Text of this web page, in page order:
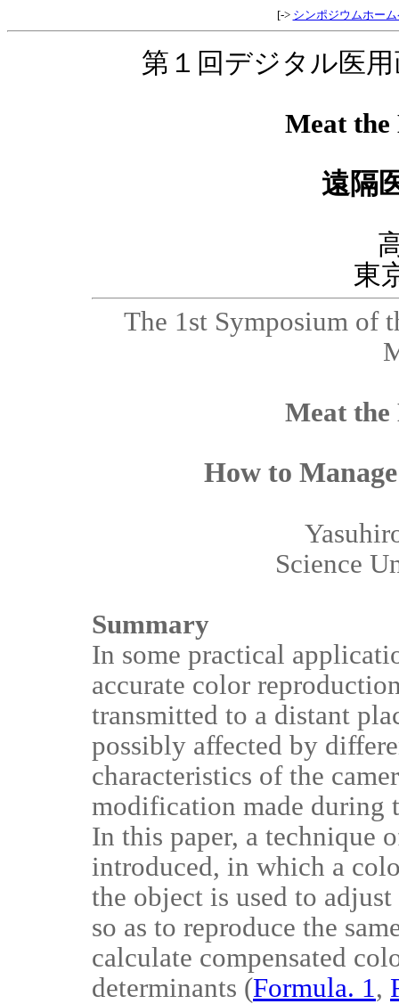
[-> シンポジウムホー
第１回デジタル医
Meat
遠隔
東
The 1st Symposium of
Meat
How to
Science
Summary
In some practical
accurate color
transmitted to a distant
possibly affected by
characteristics of the
modification made during
In this paper, a technique
introduced, in which a
the object is used to
so as to reproduce the
calculate compensated
determinants (Formula. 1,